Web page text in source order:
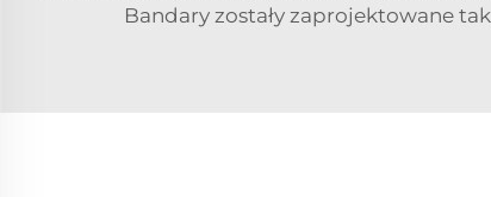
Bandary zostały zaprojektowane